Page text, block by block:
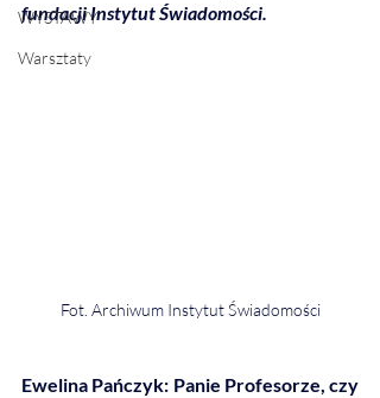
WYSTAWY
Warsztaty
fundacji Instytut Świadomości.
Fot. Archiwum Instytut Świadomości
Ewelina Pańczyk: Panie Profesorze, czy